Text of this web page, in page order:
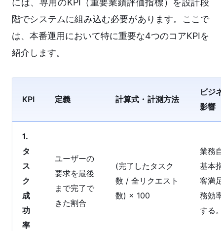
には、専用のKPI（重要業績評価指標）を設計段
階でシステムに組み込む必要があります。ここで
は、本番運用において特に重要な4つのコアKPIを
紹介します。
KPI 定義 計算式・計測方法
ビジ
影響
1.
タ
ス
ク
成
功
率
ユーザーの
要求を最後
まで完了で
きた割合
(完了したタスク
数 / 全リクエスト
数) × 100
業務
基本
客満
務効
する